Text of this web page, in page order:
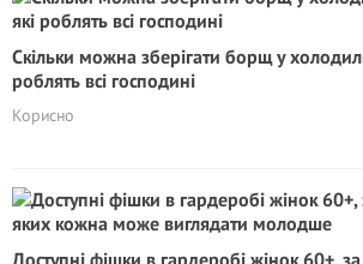
Скільки можна зберігати борщ у
роблять всі господині
Корисно
Доступні фішки в гардеробі жінок 60+,